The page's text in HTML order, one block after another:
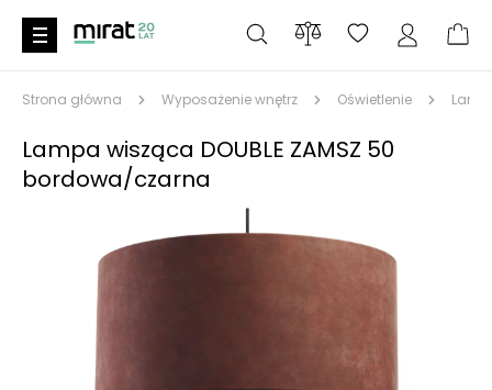
Strona główna Wyposażenie wnętrz Oświetlenie
Lampa wisząca DOUBLE ZAMSZ 50
bordowa/czarna